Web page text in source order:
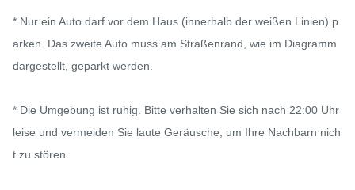
* Nur ein Auto darf vor dem Haus (innerhalb der weißen Linien) p
arken. Das zweite Auto muss am Straßenrand, wie im Diagramm
dargestellt, geparkt werden.
* Die Umgebung ist ruhig. Bitte verhalten Sie sich nach 22:00 Uhr
leise und vermeiden Sie laute Geräusche, um Ihre Nachbarn nich
t zu stören.